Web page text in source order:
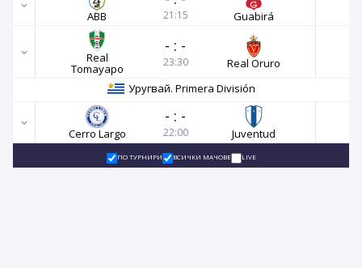
ABB 21:15 Guabirá
Real
Tomayapo
- : -
23:30
Real Oruro
Уругвай. Primera División
Cerro Largo
- : -
22:00 Juventud
ПО ТУРНИРИ ВСИЧКИ МАЧОВЕ LIVE